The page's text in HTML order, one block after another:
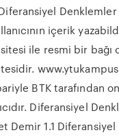
içerik
ile resmi bir bağı
BTK tarafından
Diferansiyel
Demir 1.1 Diferansiyel